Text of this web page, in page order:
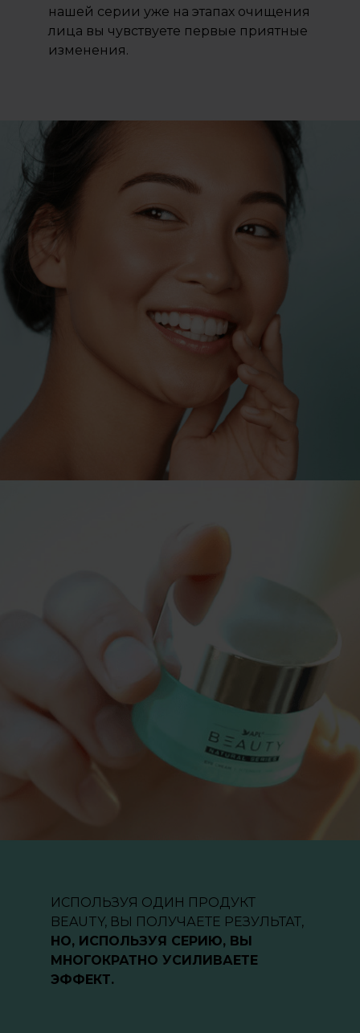
нашей серии уже на этапах очищения
лица вы чувствуете первые приятные
изменения.
ИСПОЛЬЗУЯ ОДИН ПРОДУКТ
BEAUTY, ВЫ ПОЛУЧАЕТЕ РЕЗУЛЬТАТ,
НО, ИСПОЛЬЗУЯ СЕРИЮ, ВЫ
МНОГОКРАТНО УСИЛИВАЕТЕ
ЭФФЕКТ.